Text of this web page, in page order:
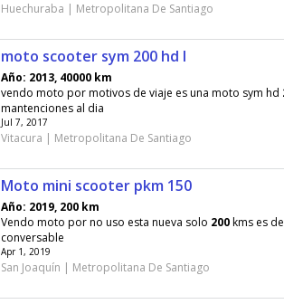
Huechuraba | Metropolitana De Santiago
moto scooter sym 200 hd I
Año: 2013, 40000 km
vendo moto por motivos de viaje es una moto sym hd
mantenciones al dia
Jul 7, 2017
Vitacura | Metropolitana De Santiago
Moto mini scooter pkm 150
Año: 2019, 200 km
Vendo moto por no uso esta nueva solo 200kms es
conversable
Apr 1, 2019
San Joaquín | Metropolitana De Santiago